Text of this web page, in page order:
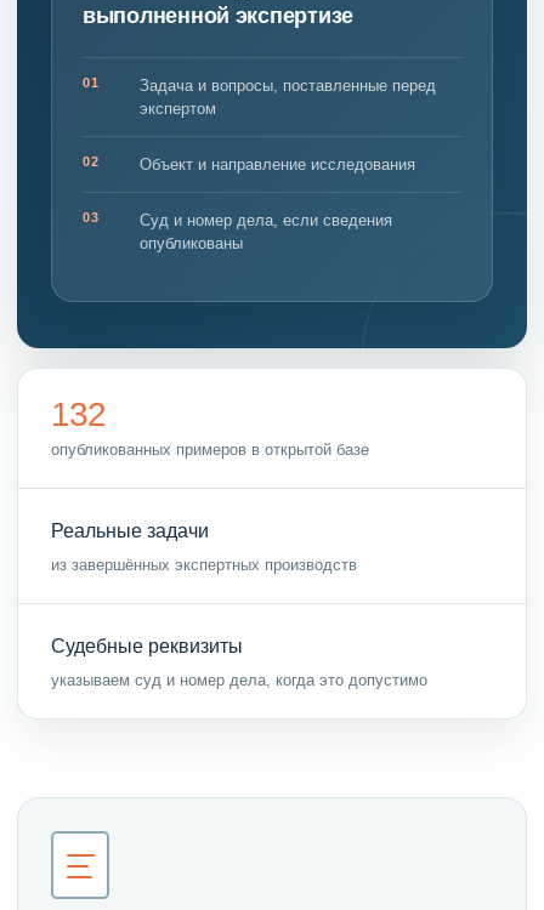
выполненной экспертизе
01
Задача и вопросы, поставленные перед
экспертом
02 Объект и направление исследования
03
Суд и номер дела, если сведения
опубликованы
132
опубликованных примеров в открытой базе
Реальные задачи
из завершённых экспертных производств
Судебные реквизиты
указываем суд и номер дела, когда это допустимо